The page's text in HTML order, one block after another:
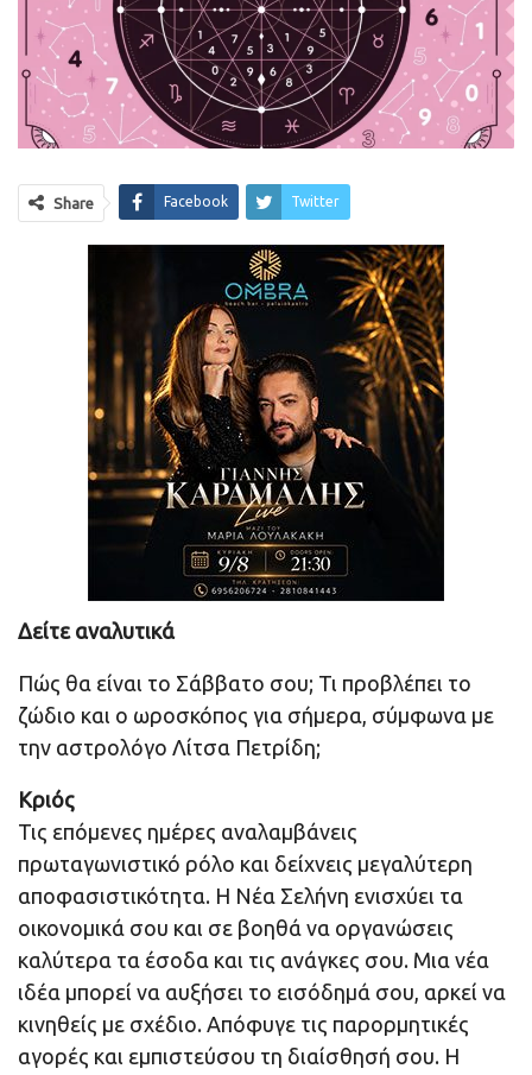
Share Facebook Twitter
Δείτε αναλυτικά
Πώς θα είναι το Σάββατο σου; Τι προβλέπει το
ζώδιο και ο ωροσκόπος για σήμερα, σύμφωνα με
την αστρολόγο Λίτσα Πετρίδη;
Κριός
Τις επόμενες ημέρες αναλαμβάνεις
πρωταγωνιστικό ρόλο και δείχνεις μεγαλύτερη
αποφασιστικότητα. Η Νέα Σελήνη ενισχύει τα
οικονομικά σου και σε βοηθά να οργανώσεις
καλύτερα τα έσοδα και τις ανάγκες σου. Μια νέα
ιδέα μπορεί να αυξήσει το εισόδημά σου, αρκεί να
κινηθείς με σχέδιο. Απόφυγε τις παρορμητικές
αγορές και εμπιστεύσου τη διαίσθησή σου. Η